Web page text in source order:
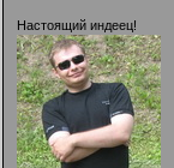
Настоящий индеец!